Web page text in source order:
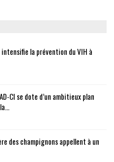
intensifie la prévention du VIH à
CI se dote d’un ambitieux plan
des champignons appellent à un